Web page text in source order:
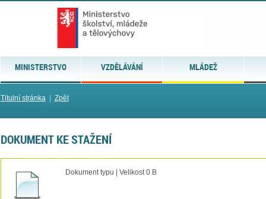
MINISTERSTVO VZDĚLÁVÁNÍ MLÁDEŽ
Titulní stránka| Zpět
DOKUMENT KE STAŽENÍ
Dokument typu | Velikost 0 B